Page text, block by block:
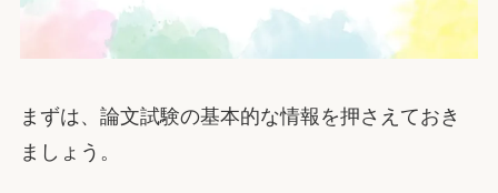
まずは、論文試験の基本的な情報を押さえておき
ましょう。